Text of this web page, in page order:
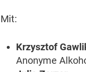
Mit:
Krzysztof
Anonyme